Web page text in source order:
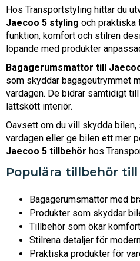
Hos Transportstyling hittar du
Jaecoo 5 styling och praktiska
funktion, komfort och stilren
löpande med produkter
Bagagerumsmattor till
som skyddar bagageutrymmet
vardagen. De bidrar samtidigt
lättskött interiör.
Oavsett om du vill skydda
vardagen eller ge bilen ett mer
Jaecoo 5 tillbehör hos
Populära tillbehör till
Bagagerumsmattor med
Produkter som skyddar
Tillbehör som ökar
Stilrena detaljer för
Praktiska produkter för